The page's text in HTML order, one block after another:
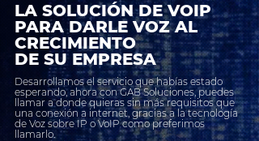
LA SOLUCIÓN DE VOIP
PARA DARLE VOZ AL
CRECIMIENTO
DE SU EMPRESA
Desarrollamos el servicio que habías estado
esperando, ahora con GAB Soluciones, puedes
llamar a donde quieras sin más requisitos que
una conexión a internet, gracias a la tecnología
de Voz sobre IP o VoIP como preferimos
llamarlo.